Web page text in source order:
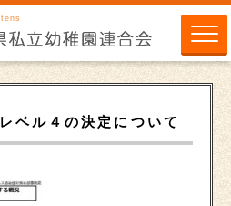
ベル４の決定について